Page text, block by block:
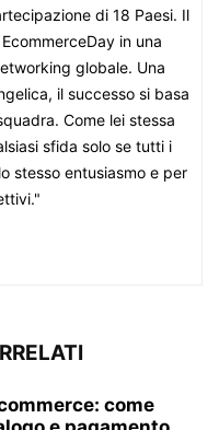
di 18 Paesi. Il
in una
globale. Una
il successo si basa
Come lei stessa
sfida solo se tutti i
stesso entusiasmo e per
come